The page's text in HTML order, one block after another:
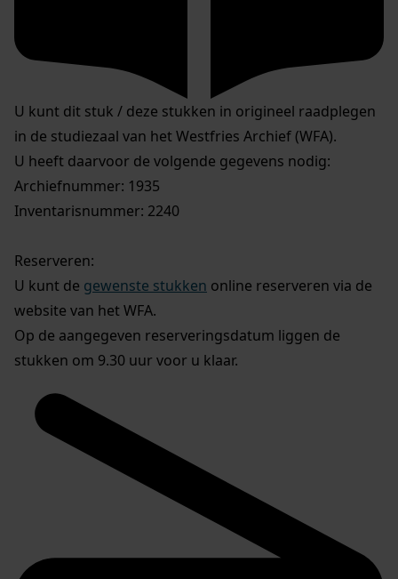
U kunt dit stuk / deze stukken in origineel raadplegen
in de studiezaal van het Westfries Archief (WFA).
U heeft daarvoor de volgende gegevens nodig:
Archiefnummer: 1935
Inventarisnummer: 2240
Reserveren:
U kunt de gewenste stukken online reserveren via de
website van het WFA.
Op de aangegeven reserveringsdatum liggen de
stukken om 9.30 uur voor u klaar.